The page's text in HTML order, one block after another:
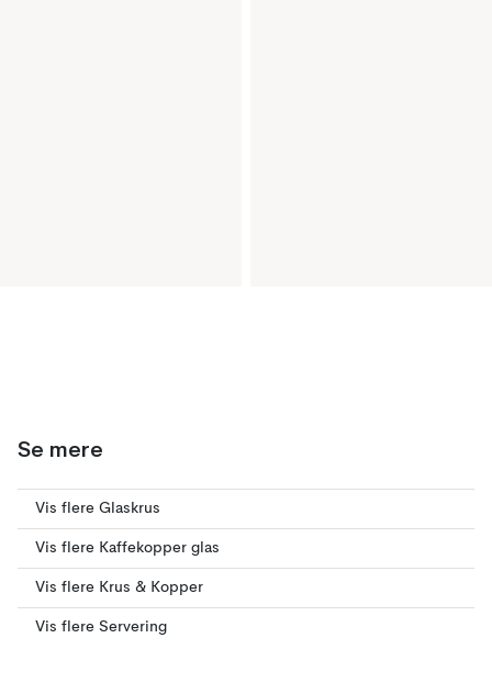
Se mere
Vis flere Glaskrus
Vis flere Kaffekopper glas
Vis flere Krus & Kopper
Vis flere Servering